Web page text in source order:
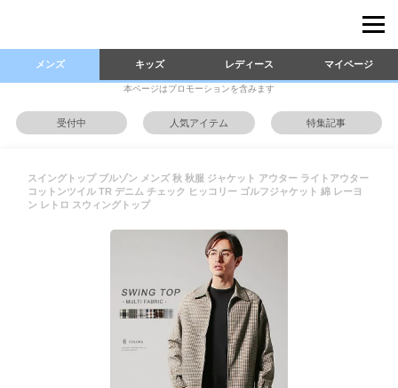
メンズ キッズ レディース マイページ
本ページはプロモーションを含みます
受付中 人気アイテム 特集記事
スイングトップ ブルゾン メンズ 秋 秋服 ジャケット アウター ライトアウター
コットンツイル TR デニム チェック ヒッコリー ゴルフジャケット 綿 レーヨ
ン レトロ スウィングトップ